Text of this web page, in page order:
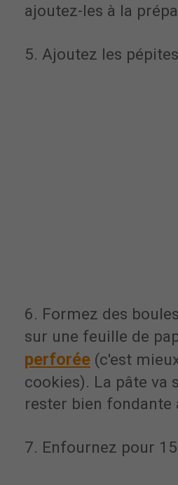
ajoutez-les à la
5. Ajoutez les
6. Formez des boules
sur une feuille de
perforée (c'est
cookies). La pâte va
rester bien fondante
7. Enfournez pour